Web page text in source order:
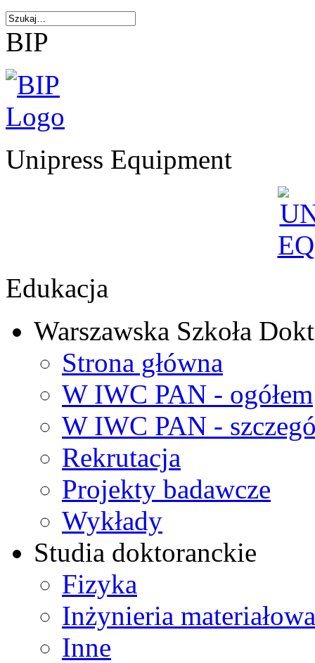
BIP
Unipress Equipment
Edukacja
Warszawska Szkoła
Strona główna
W IWC PAN - ogółem
W IWC PAN -
Rekrutacja
Projekty badawcze
Wykłady
Studia doktoranckie
Fizyka
Inżynieria materiałowa
Inne